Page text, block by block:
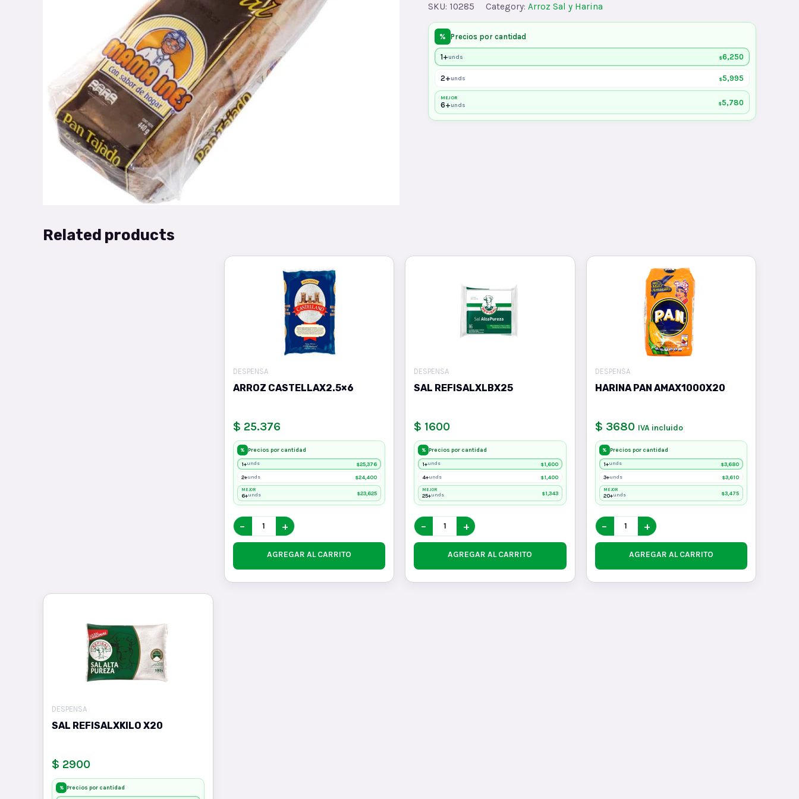
SKU: 10285 Category: Arroz Sal y Harina
% Precios por cantidad
1+unds $6,250
2+unds $5,995
MEJOR
6+unds $5,780
Related products
DESPENSA
ARROZ CASTELLAX2.5×6
$ 25.376
% Precios por cantidad
1+unds $25,376
2+unds $24,400
MEJOR
6+unds $23,625
− +
AGREGAR AL CARRITO
DESPENSA
SAL REFISALXLBX25
$ 1600
% Precios por cantidad
1+unds $1,600
4+unds $1,400
MEJOR
25+unds $1,343
− +
AGREGAR AL CARRITO
DESPENSA
HARINA PAN AMAX1000X20
$ 3680 IVA incluido
% Precios por cantidad
1+unds $3,680
3+unds $3,610
MEJOR
20+unds $3,475
− +
AGREGAR AL CARRITO
DESPENSA
SAL REFISALXKILO X20
$ 2900
% Precios por cantidad